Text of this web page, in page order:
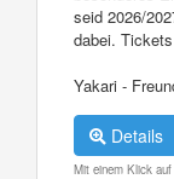
seid 2026/
dabei.
Yakari -
Details
Mit einem Klick